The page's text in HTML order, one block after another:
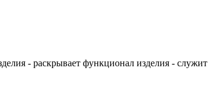
- раскрывает функционал изделия - служит